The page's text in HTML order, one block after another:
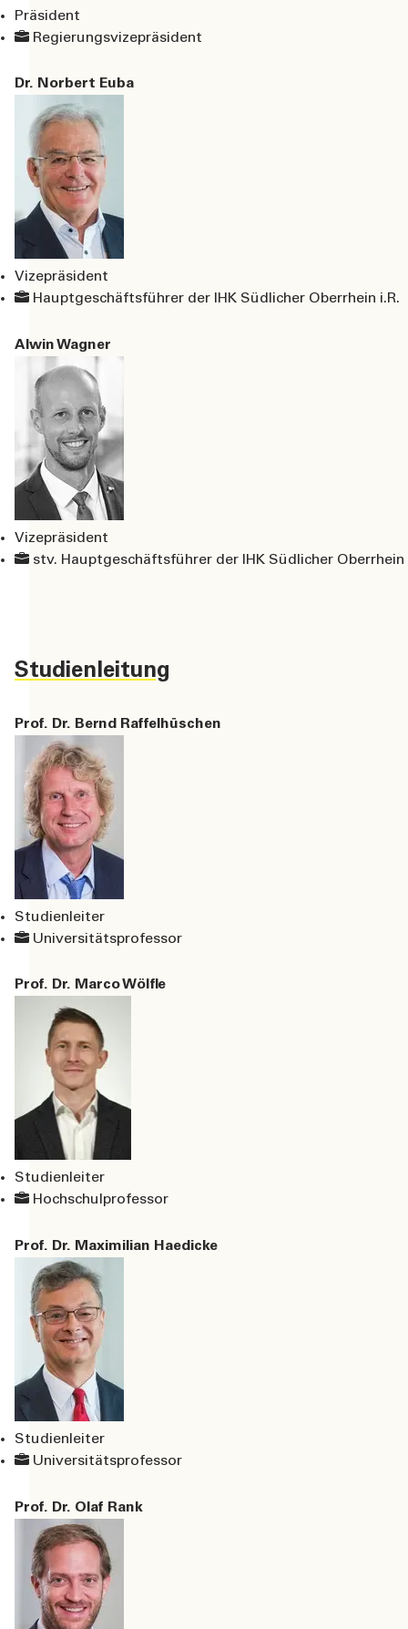
Präsident
Regierungsvizepräsident
Dr. Norbert Euba
Vizepräsident
Hauptgeschäftsführer der IHK Südlicher Oberrhein i.R.
Alwin Wagner
Vizepräsident
stv. Hauptgeschäftsführer der IHK Südlicher Oberrhein
Studienleitung
Prof. Dr. Bernd Raffelhüschen
Studienleiter
Universitätsprofessor
Prof. Dr. Marco Wölfle
Studienleiter
Hochschulprofessor
Prof. Dr. Maximilian Haedicke
Studienleiter
Universitätsprofessor
Prof. Dr. Olaf Rank